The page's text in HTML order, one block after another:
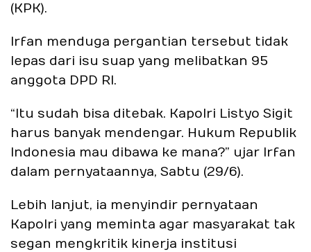
(KPK).
Irfan menduga pergantian tersebut tidak
lepas dari isu suap yang melibatkan 95
anggota DPD RI.
“Itu sudah bisa ditebak. Kapolri Listyo Sigit
harus banyak mendengar. Hukum Republik
Indonesia mau dibawa ke mana?” ujar Irfan
dalam pernyataannya, Sabtu (29/6).
Lebih lanjut, ia menyindir pernyataan
Kapolri yang meminta agar masyarakat tak
segan mengkritik kinerja institusi